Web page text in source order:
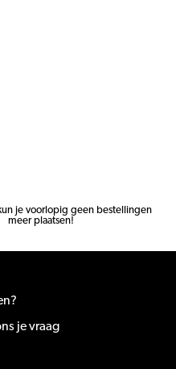
je voorlopig geen bestellingen
meer plaatsen!
je vraag